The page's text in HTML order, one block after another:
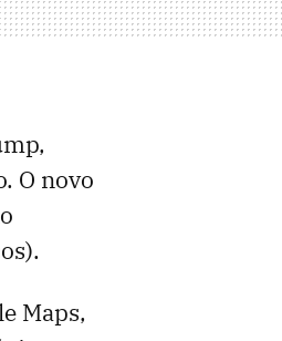
O novo
Maps,